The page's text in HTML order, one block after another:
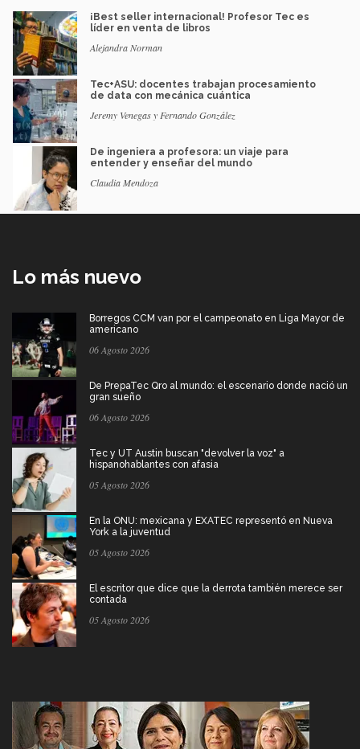
¡Best seller internacional! Profesor Tec es
líder en venta de libros
Alejandra Norman
Tec+ASU: docentes trabajan procesamiento
de data con mecánica cuántica
Jeremy Venegas y Fernando González
De ingeniera a profesora: un viaje para
entender y enseñar del mundo
Claudia Mendoza
Lo más nuevo
Borregos CCM van por el campeonato en Liga Mayor de
americano
06 Agosto 2026
De PrepaTec Qro al mundo: el escenario donde nació un
gran sueño
06 Agosto 2026
Tec y UT Austin buscan "devolver la voz" a
hispanohablantes con afasia
05 Agosto 2026
En la ONU: mexicana y EXATEC representó en Nueva
York a la juventud
05 Agosto 2026
El escritor que dice que la derrota también merece ser
contada
05 Agosto 2026